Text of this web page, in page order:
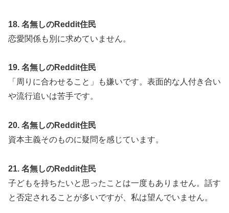
18. 名無しのReddit住民
恋愛関係も別に求めていません。
19. 名無しのReddit住民
「周りに合わせること」も嫌いです。表面的な人付き合い
や流行追いは苦手です。
20. 名無しのReddit住民
資本主義そのものに疑問を感じています。
21. 名無しのReddit住民
子どもを持ちたいと思ったことは一度もありません。話す
と否定されることが多いですが、私は望んでいません。